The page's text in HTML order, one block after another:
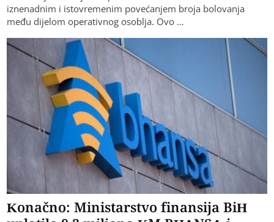
iznenadnim i istovremenim povećanjem broja bolovanja
među dijelom operativnog osoblja. Ovo …
Konačno: Ministarstvo finansija BiH